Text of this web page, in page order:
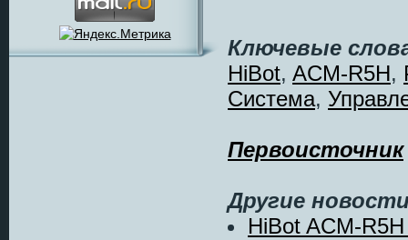
Ключевые
HiBot, ACM-R5H,
Система,
Первоисточник
Другие
HiBot ACM-